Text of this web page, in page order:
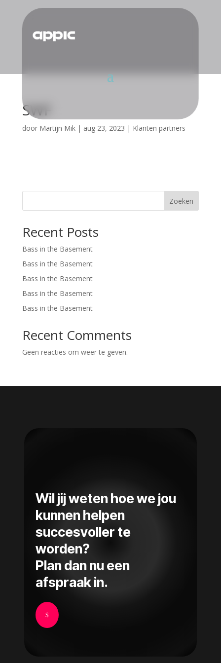
SWF
door Martijn Mik| aug 23, 2023 | Klanten partners
Zoeken
Recent Posts
Bass in the Basement
Bass in the Basement
Bass in the Basement
Bass in the Basement
Bass in the Basement
Recent Comments
Geen reacties om weer te geven.
Wil jij weten hoe we jou
kunnen helpen
succesvoller te
worden?
Plan dan nu een
afspraak in.
$